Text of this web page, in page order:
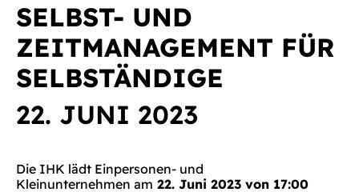
SELBST- UND
ZEITMANAGEMENT FÜR
SELBSTÄNDIGE
22. JUNI 2023
Die IHK lädt Einpersonen- und
Kleinunternehmen am 22. Juni 2023 von 17:00